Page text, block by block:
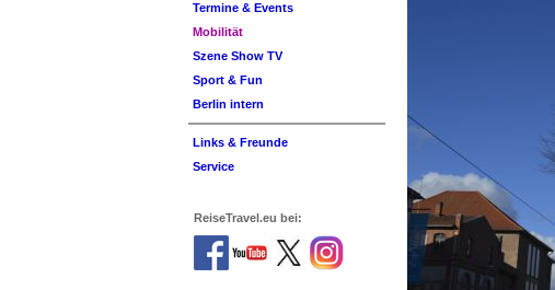
Termine & Events
Mobilität
Szene Show TV
Sport & Fun
Berlin intern
Links & Freunde
Service
ReiseTravel.eu bei: